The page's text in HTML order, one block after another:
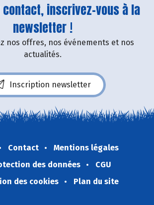
contact, inscrivez-vous à la
newsletter !
nos offres, nos événements et nos
actualités.
Inscription newsletter
Contact
Mentions légales
des données
CGU
des cookies
Plan du site